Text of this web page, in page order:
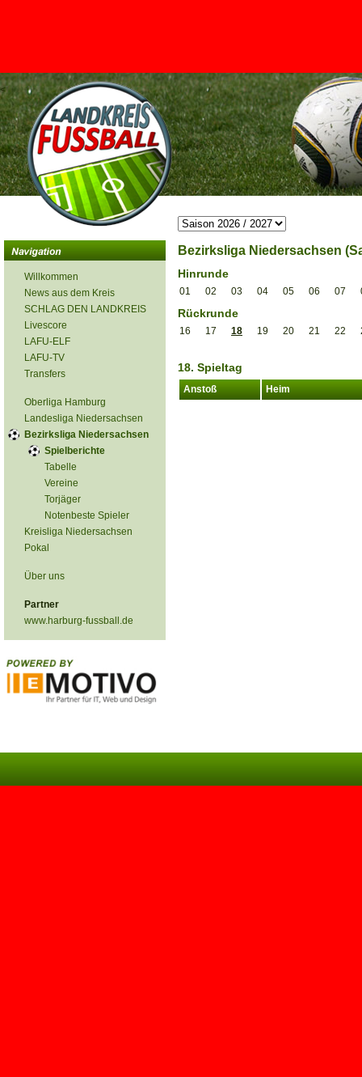
<
Willkommen
News aus dem Kreis
SCHLAG DEN LANDKREIS
Livescore
LAFU-ELF
LAFU-TV
Transfers
Oberliga Hamburg
Landesliga Niedersachsen
Bezirksliga Niedersachsen
Spielberichte
Tabelle
Vereine
Torjäger
Notenbeste Spieler
Kreisliga Niedersachsen
Pokal
Über uns
Partner
www.harburg-fussball.de
Bezirksliga Niedersachsen
Hinrunde
01 02 03 04 05 06 07
Rückrunde
16 17 18 19 20 21 22
18. Spieltag
Anstoß Heim